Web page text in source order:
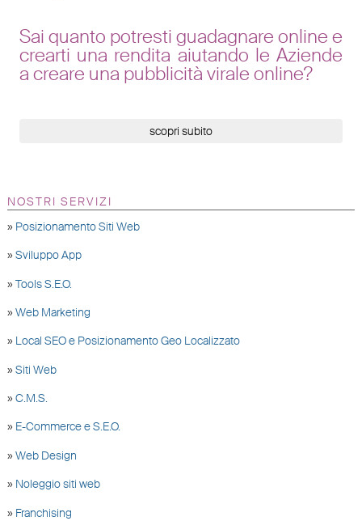
Sai quanto potresti guadagnare online e
crearti una rendita aiutando le Aziende
a creare una pubblicità virale online?
scopri subito
NOSTRI SERVIZI
» Posizionamento Siti Web
» Sviluppo App
» Tools S.E.O.
» Web Marketing
» Local SEO e Posizionamento Geo Localizzato
» Siti Web
» C.M.S.
» E-Commerce e S.E.O.
» Web Design
» Noleggio siti web
» Franchising